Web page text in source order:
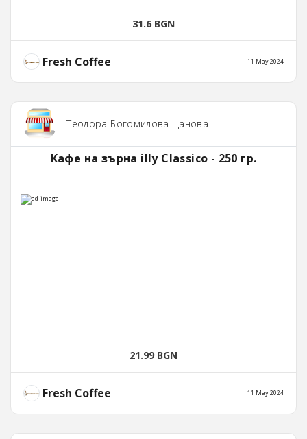
31.6 BGN
Fresh Coffee 11 May 2024
Теодора Богомилова Цанова
Кафе на зърна illy Classico - 250 гр.
21.99 BGN
Fresh Coffee 11 May 2024